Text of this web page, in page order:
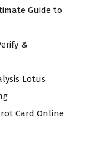
Guide to
&
Lotus
Card Online